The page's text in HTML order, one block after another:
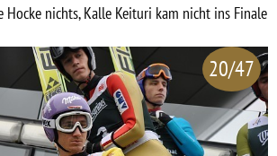
Hocke nichts, Kalle Keituri kam nicht ins Finale
20/47